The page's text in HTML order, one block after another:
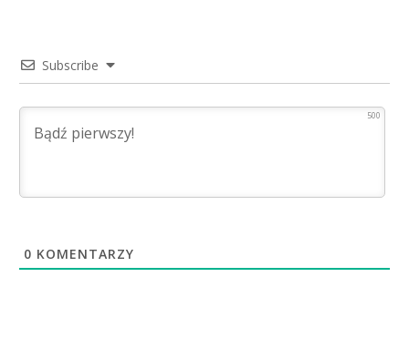
Subscribe
500
0 KOMENTARZY